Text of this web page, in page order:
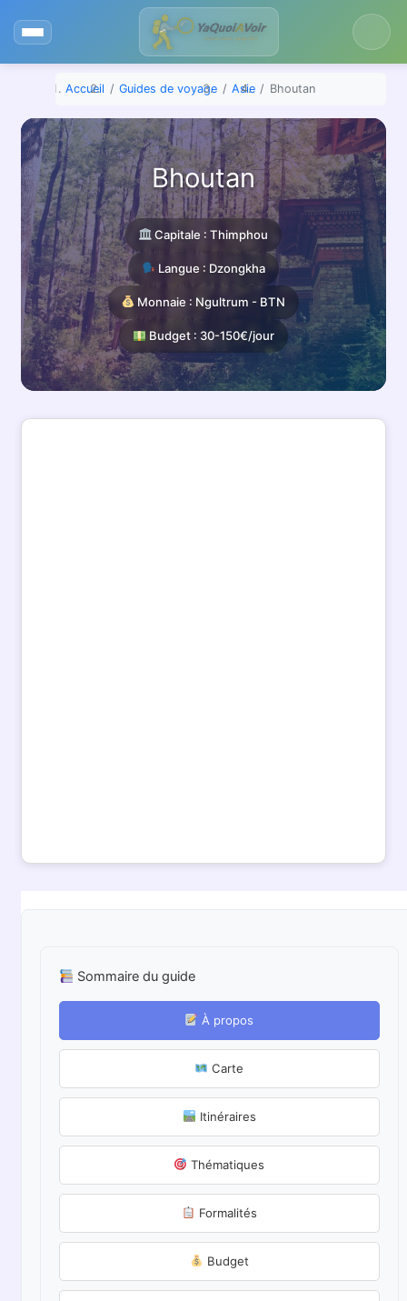
Accueil Guides de voyage Asie Bhoutan
Bhoutan
Capitale : Thimphou
Langue : Dzongkha
Monnaie : Ngultrum - BTN
Budget : 30-150€/jour
Sommaire du guide
À propos
Carte
Itinéraires
Thématiques
Formalités
Budget